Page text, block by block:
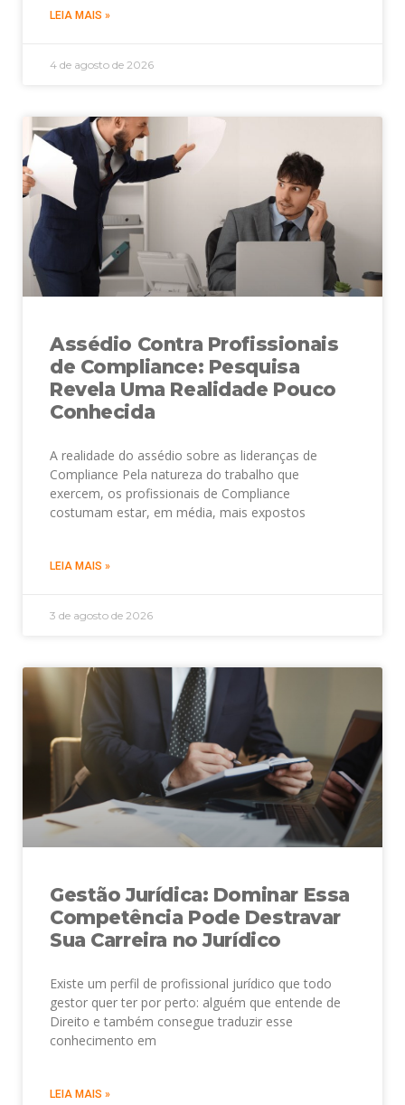
LEIA MAIS »
4 de agosto de 2026
Assédio Contra Profissionais
de Compliance: Pesquisa
Revela Uma Realidade Pouco
Conhecida
A realidade do assédio sobre as lideranças de
Compliance Pela natureza do trabalho que
exercem, os profissionais de Compliance
costumam estar, em média, mais expostos
LEIA MAIS »
3 de agosto de 2026
Gestão Jurídica: Dominar Essa
Competência Pode Destravar
Sua Carreira no Jurídico
Existe um perfil de profissional jurídico que todo
gestor quer ter por perto: alguém que entende de
Direito e também consegue traduzir esse
conhecimento em
LEIA MAIS »